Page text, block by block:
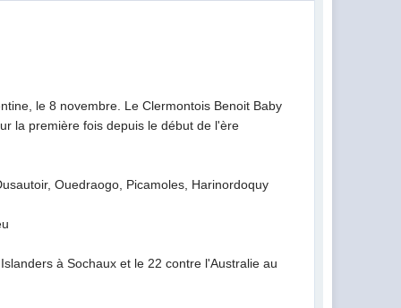
le 8 novembre. Le Clermontois Benoit Baby
la première fois depuis le début de l'ère
Ouedraogo, Picamoles, Harinordoquy
à Sochaux et le 22 contre l'Australie au